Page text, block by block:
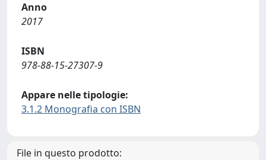
Anno
2017
ISBN
978-88-15-27307-9
Appare nelle tipologie:
3.1.2 Monografia con ISBN
File in questo prodotto: